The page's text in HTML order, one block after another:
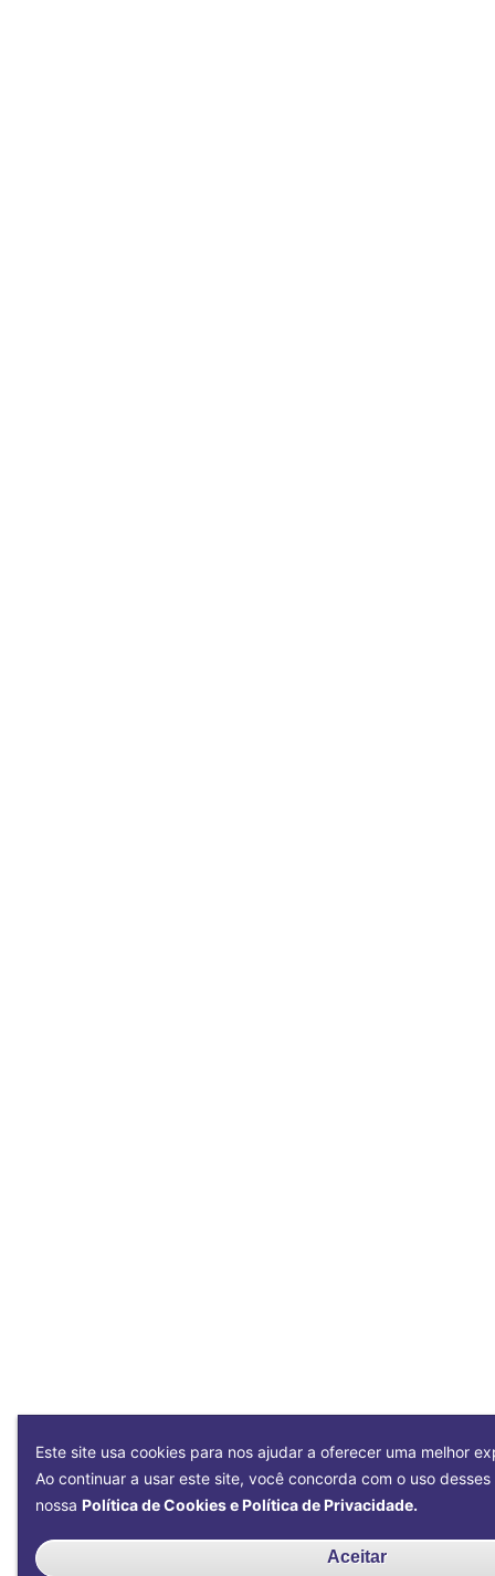
Este site usa cookies para nos ajudar a oferecer uma melhor
Ao continuar a usar este site, você concorda com o uso
nossa Política de Cookies e Política de Privacidade.
Aceitar